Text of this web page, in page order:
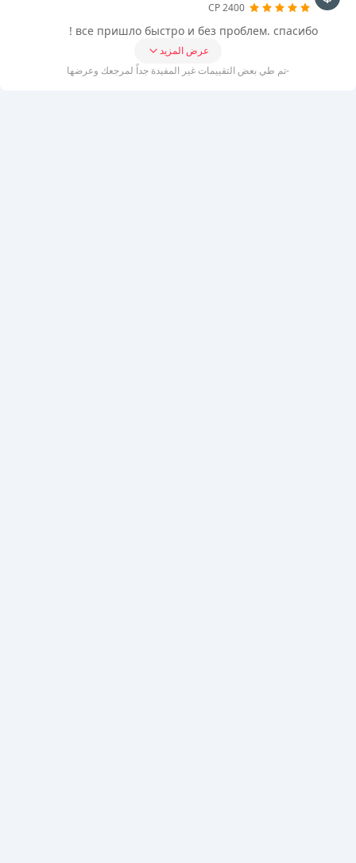
2400 CP
все пришло быстро и без проблем. спасибо !
عرض المزيد
-تم طي بعض التقييمات غير المفيدة جداً لمرجعك وعرضها